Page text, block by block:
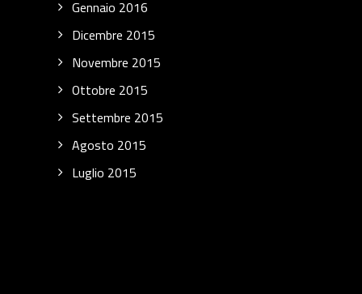
Gennaio 2016
Dicembre 2015
Novembre 2015
Ottobre 2015
Settembre 2015
Agosto 2015
Luglio 2015